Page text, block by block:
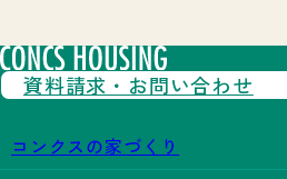
コンクスの家づくり
資料請求・ お問い合わせ